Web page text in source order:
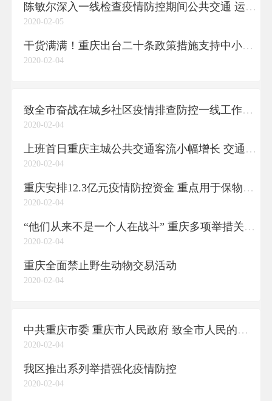
陈敏尔深入一线检查疫情防控期间公共交通 运行保障工作时强调 科学精准调度 严格有效防控 确保交通畅通确保监测到位
2020-02-05
干货满满！重庆出台二十条政策措施支持中小企业共渡难关
2020-02-04
致全市奋战在城乡社区疫情排查防控一线工作人员的一封信
2020-02-04
上班首日重庆主城公共交通客流小幅增长 交通部门呼吁老年人减少出门
2020-02-04
重庆安排12.3亿元疫情防控资金 重点用于保物资采购和患者救治
2020-02-04
“他们从来不是一个人在战斗” 重庆多项举措关心关爱医护人员
2020-02-04
重庆全面禁止野生动物交易活动
2020-02-04
中共重庆市委 重庆市人民政府 致全市人民的一封信
2020-02-04
我区推出系列举措强化疫情防控
2020-02-04